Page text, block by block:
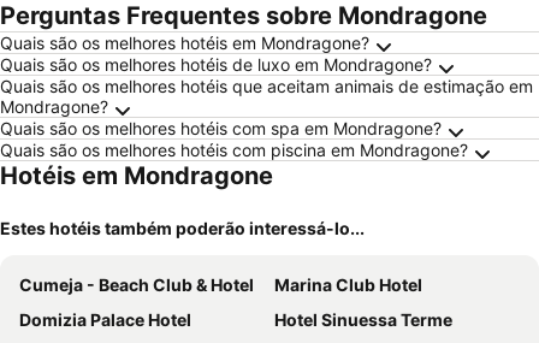
Perguntas Frequentes sobre Mondragone
Quais são os melhores hotéis em Mondragone?
Quais são os melhores hotéis de luxo em Mondragone?
Quais são os melhores hotéis que aceitam animais de estimação em
Mondragone?
Quais são os melhores hotéis com spa em Mondragone?
Quais são os melhores hotéis com piscina em Mondragone?
Hotéis em Mondragone
Estes hotéis também poderão interessá-lo...
Cumeja - Beach Club & Hotel
Marina Club Hotel
Domizia Palace Hotel
Hotel Sinuessa Terme